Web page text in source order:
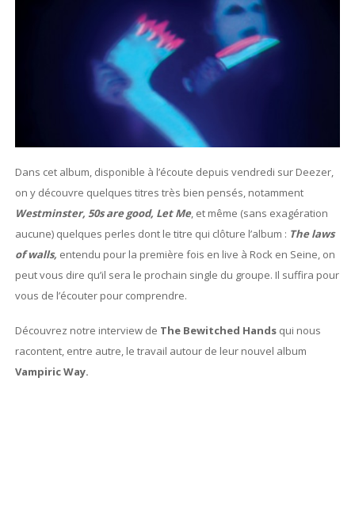
Dans cet album, disponible à l’écoute depuis vendredi sur Deezer,
on y découvre quelques titres très bien pensés, notamment
Westminster, 50s are good, Let Me, et même (sans exagération
aucune) quelques perles dont le titre qui clôture l’album : The laws
of walls, entendu pour la première fois en live à Rock en Seine, on
peut vous dire qu’il sera le prochain single du groupe. Il suffira pour
vous de l’écouter pour comprendre.
Découvrez notre interview de The Bewitched Handsqui nous
racontent, entre autre, le travail autour de leur nouvel album
Vampiric Way.